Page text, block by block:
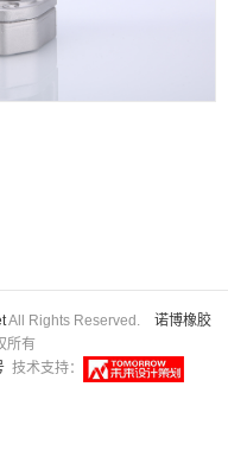
All Rights Reserved. 诺博橡胶
所有
技术支持：